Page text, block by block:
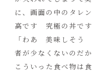
に、画面の中のタレ
高です 究極の丼で
「わあ 美味しそう
者が少なくないのだ
こういった食べ物は